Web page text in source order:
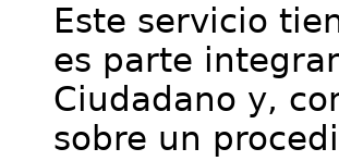
Este servicio
es parte
Ciudadano y,
sobre un